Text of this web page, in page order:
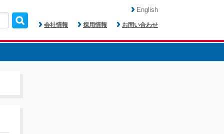
会社情報 採用情報 お問い合わせ
English